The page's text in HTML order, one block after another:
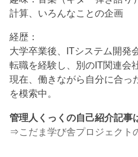
計算、いろんなことの企画
経歴：
大学卒業後、ITシステム開発
転職を経験し、別のIT関連会
現在、働きながら自分に合っ
を模索中。
管理人くっくの自己紹介記事
⇒こだま学び舎プロジェクト